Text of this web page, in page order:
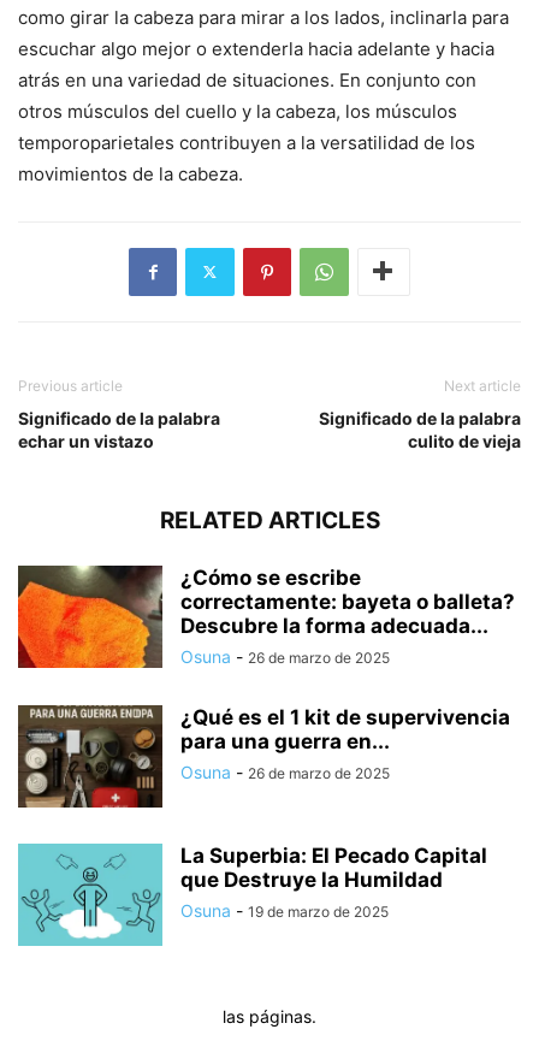
como girar la cabeza para mirar a los lados, inclinarla para
escuchar algo mejor o extenderla hacia adelante y hacia
atrás en una variedad de situaciones. En conjunto con
otros músculos del cuello y la cabeza, los músculos
temporoparietales contribuyen a la versatilidad de los
movimientos de la cabeza.
Previous article
Significado de la palabra
echar un vistazo
Next article
Significado de la palabra
culito de vieja
RELATED ARTICLES
¿Cómo se escribe
correctamente: bayeta o balleta?
Descubre la forma adecuada...
Osuna - 26 de marzo de 2025
¿Qué es el 1 kit de supervivencia
para una guerra en...
Osuna - 26 de marzo de 2025
La Superbia: El Pecado Capital
que Destruye la Humildad
Osuna - 19 de marzo de 2025
las páginas.